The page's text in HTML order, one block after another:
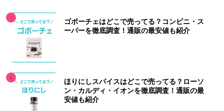
ゴボーチェはどこで売ってる？コンビニ・ス
ーパーを徹底調査！通販の最安値も紹介
ほりにしスパイスはどこで売ってる？ローソ
ン・カルディ・イオンを徹底調査！通販の最
安値も紹介